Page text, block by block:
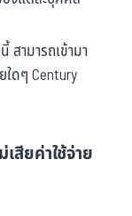
สามารถเข้ามา
ใดๆ Century
สียค่าใช้จ่าย